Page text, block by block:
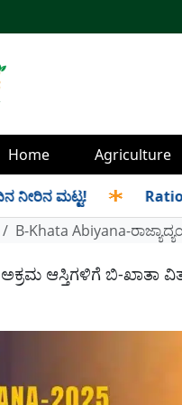
Home Agriculture
ಮಟ್ಟ! ✱ Ration
B-Khata Abiyana-
ಅಕ್ರಮ ಆಸ್ತಿಗಳಿಗೆ ಬಿ-